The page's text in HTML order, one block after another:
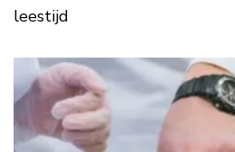
leestijd